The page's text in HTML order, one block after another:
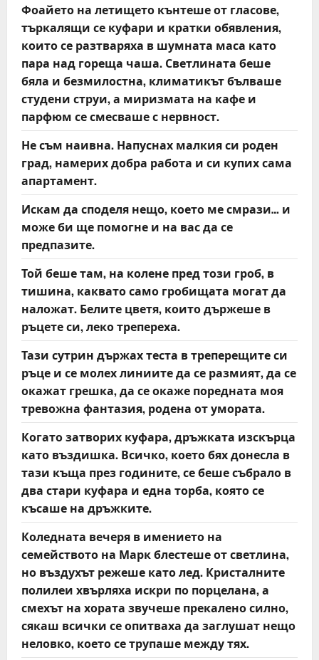
Фоайето на летището кънтеше от гласове,
търкалящи се куфари и кратки обявления,
които се разтваряха в шумната маса като
пара над гореща чаша. Светлината беше
бяла и безмилостна, климатикът бълваше
студени струи, а миризмата на кафе и
парфюм се смесваше с нервност.
Не съм наивна. Напуснах малкия си роден
град, намерих добра работа и си купих сама
апартамент.
Искам да споделя нещо, което ме смрази… и
може би ще помогне и на вас да се
предпазите.
Той беше там, на колене пред този гроб, в
тишина, каквато само гробищата могат да
наложат. Белите цветя, които държеше в
ръцете си, леко трепереха.
Тази сутрин държах теста в треперещите си
ръце и се молех линиите да се размият, да се
окажат грешка, да се окаже поредната моя
тревожна фантазия, родена от умората.
Когато затворих куфара, дръжката изскърца
като въздишка. Всичко, което бях донесла в
тази къща през годините, се беше събрало в
два стари куфара и една торба, която се
късаше на дръжките.
Коледната вечеря в имението на
семейството на Марк блестеше от светлина,
но въздухът режеше като лед. Кристалните
полилеи хвърляха искри по порцелана, а
смехът на хората звучеше прекалено силно,
сякаш всички се опитваха да заглушат нещо
неловко, което се трупаше между тях.